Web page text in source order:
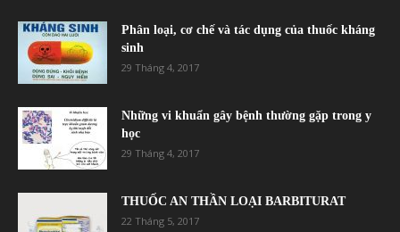
Phân loại, cơ chế và tác dụng của thuốc kháng
sinh
29 Tháng 4, 2017
Những vi khuẩn gây bệnh thường gặp trong y
học
29 Tháng 4, 2017
THUỐC AN THẦN LOẠI BARBITURAT
22 Tháng 5, 2017